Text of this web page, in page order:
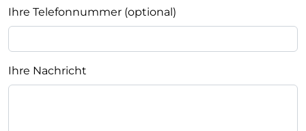
Ihre Telefonnummer (optional)
Ihre Nachricht